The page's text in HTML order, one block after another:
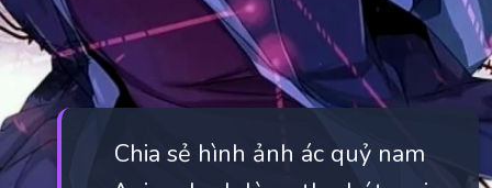
Chia sẻ hình ảnh ác quỷ nam